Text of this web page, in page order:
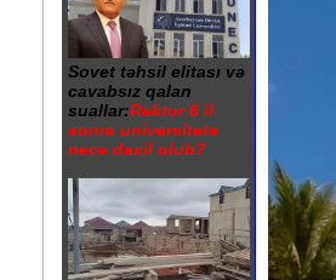
Sovet təhsil elitası və
cavabsız qalan
suallar:Rektor 6 il
sonra universitetə
necə daxil olub?